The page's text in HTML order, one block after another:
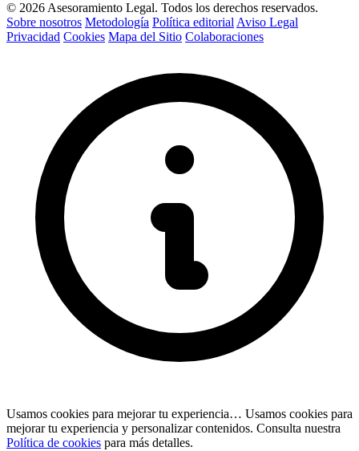
© 2026 Asesoramiento Legal. Todos los derechos reservados.
Sobre nosotros Metodología Política editorial Aviso Legal
Privacidad Cookies Mapa del Sitio Colaboraciones
Usamos cookies para mejorar tu experiencia… Usamos cookies para
mejorar tu experiencia y personalizar contenidos. Consulta nuestra
Política de cookies para más detalles.